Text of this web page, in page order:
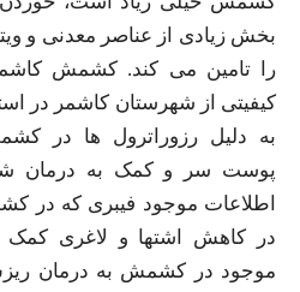
بخش زیادی از عناصر معدنی و
را تامین می کند. کشمش
کیفیتی از شهرستان کاشمر در
به دلیل رزوراترول ها در
پوست سر و کمک به درمان
اطلاعات موجود فیبری که در
در کاهش اشتها و لاغری کمک
موجود در کشمش به درمان